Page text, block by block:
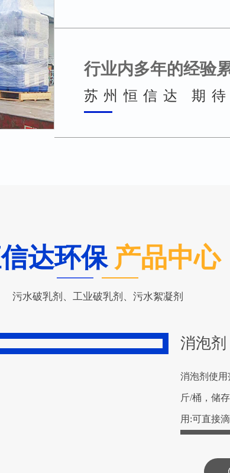
行业内多年的经验
苏州恒信达 期
达环保 产品中心
污水破乳剂、工业破乳剂、污水絮凝剂
消泡剂
消泡剂使用
斤/桶，储
用:可直接